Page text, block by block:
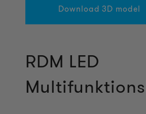
Download 3D model
RDM LED